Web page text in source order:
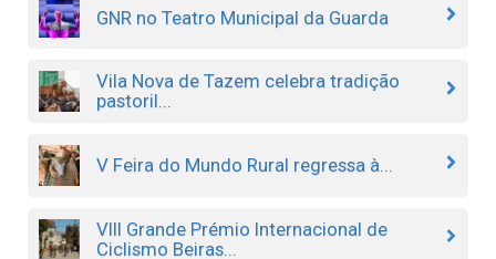
GNR no Teatro Municipal da Guarda
Vila Nova de Tazem celebra tradição
pastoril...
V Feira do Mundo Rural regressa à...
VIII Grande Prémio Internacional de
Ciclismo Beiras...